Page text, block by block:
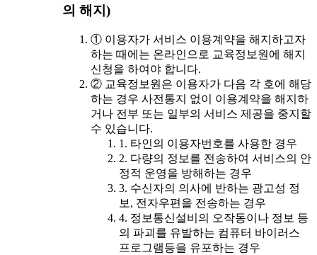
의 해지)
① 이용자가 서비스 이용계약을 해지하고자
하는 때에는 온라인으로 교육정보원에 해지
신청을 하여야 합니다.
② 교육정보원은 이용자가 다음 각 호에 해당
하는 경우 사전통지 없이 이용계약을 해지하
거나 전부 또는 일부의 서비스 제공을 중지할
수 있습니다.
1. 타인의 이용자번호를 사용한 경우
2. 다량의 정보를 전송하여 서비스의 안
정적 운영을 방해하는 경우
3. 수신자의 의사에 반하는 광고성 정
보, 전자우편을 전송하는 경우
4. 정보통신설비의 오작동이나 정보 등
의 파괴를 유발하는 컴퓨터 바이러스
프로그램등을 유포하는 경우